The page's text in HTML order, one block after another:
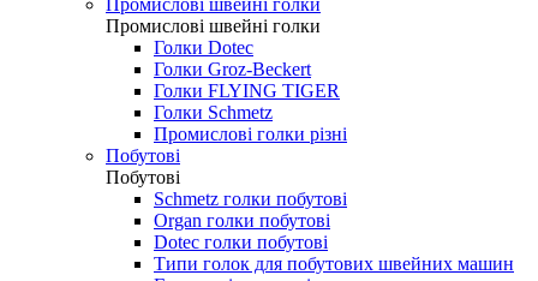
Промислові швейні голки
Промислові швейні голки
Голки Dotec
Голки Groz-Beckert
Голки FLYING TIGER
Голки Schmetz
Промислові голки різні
Побутові
Побутові
Schmetz голки побутові
Organ голки побутові
Dotec голки побутові
Типи голок для побутових швейних машин